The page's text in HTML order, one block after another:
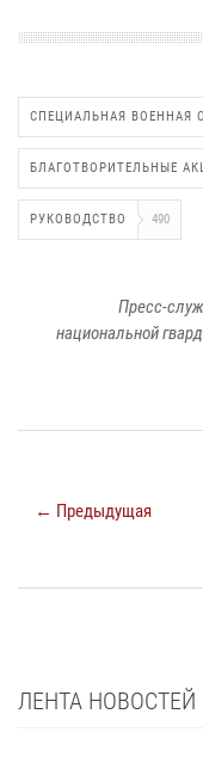
СПЕЦИАЛЬНАЯ ВОЕННАЯ
БЛАГОТВОРИТЕЛЬНЫЕ
РУКОВОДСТВО 490
Пресс-
национальной
← Предыдущая
ЛЕНТА НОВОСТЕЙ